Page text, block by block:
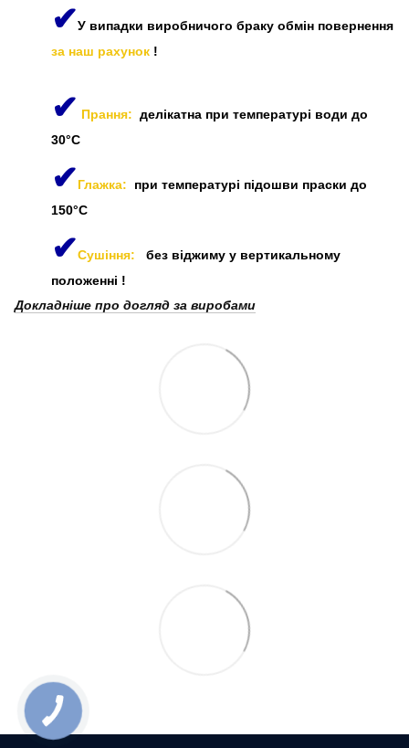
✔У випадки виробничого браку обмін повернення
за наш рахунок !
✔ Прання: делікатна при температурі води до
30°C
✔Глажка: при температурі підошви праски до
150°C
✔Сушіння:
без віджиму у вертикальному
положенні !
Докладніше про догляд за виробами